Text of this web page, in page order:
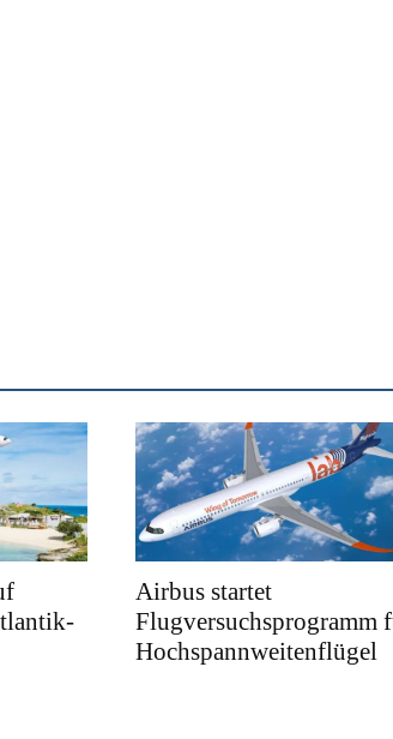
Airbus startet
Flugversuchsprogramm
Hochspannweitenflügel